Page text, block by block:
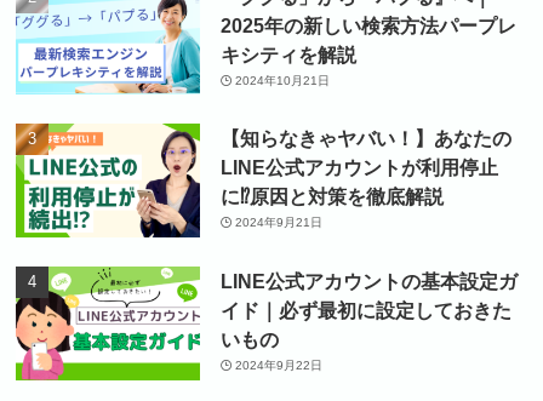
2025年の新しい検索方法パープレ
キシティを解説
2024年10月21日
【知らなきゃヤバい！】あなたの
LINE公式アカウントが利用停止
に⁉原因と対策を徹底解説
2024年9月21日
LINE公式アカウントの基本設定ガ
イド｜必ず最初に設定しておきた
いもの
2024年9月22日